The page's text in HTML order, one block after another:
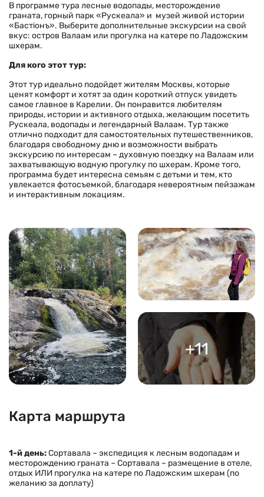
В программе тура лесные водопады, месторождение
граната, горный парк «Рускеала» и музей живой истории
«Бастiонъ». Выберите дополнительные экскурсии на свой
вкус: остров Валаам или прогулка на катере по Ладожским
шхерам.
Для кого этот тур:
Этот тур идеально подойдет жителям Москвы, которые
ценят комфорт и хотят за один короткий отпуск увидеть
самое главное в Карелии. Он понравится любителям
природы, истории и активного отдыха, желающим посетить
Рускеала, водопады и легендарный Валаам. Тур также
отлично подходит для самостоятельных путешественников,
благодаря свободному дню и возможности выбрать
экскурсию по интересам – духовную поездку на Валаам или
захватывающую водную прогулку по шхерам. Кроме того,
программа будет интересна семьям с детьми и тем, кто
увлекается фотосъемкой, благодаря невероятным пейзажам
и интерактивным локациям.
+11
Карта маршрута
1-й день:Сортавала – экспедиция к лесным водопадам и
месторождению граната – Сортавала – размещение в отеле,
отдых ИЛИ прогулка на катере по Ладожским шхерам (по
желанию за доплату)